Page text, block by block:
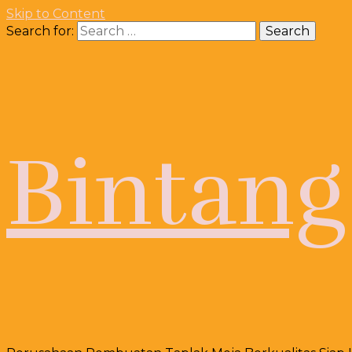
Skip to Content
Search for:
Bintang